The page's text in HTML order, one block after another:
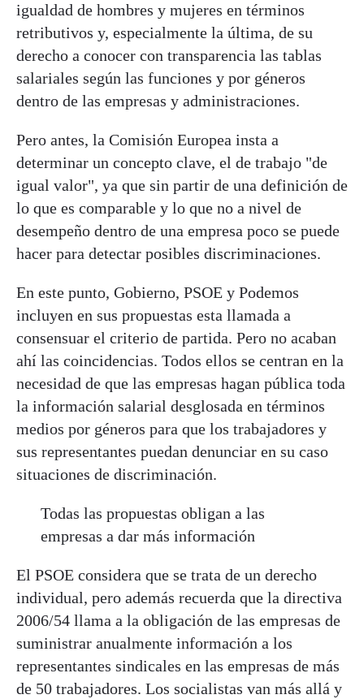
igualdad de hombres y mujeres en términos
retributivos y, especialmente la última, de su
derecho a conocer con transparencia las tablas
salariales según las funciones y por géneros
dentro de las empresas y administraciones.
Pero antes, la Comisión Europea insta a
determinar un concepto clave, el de trabajo "de
igual valor", ya que sin partir de una definición de
lo que es comparable y lo que no a nivel de
desempeño dentro de una empresa poco se puede
hacer para detectar posibles discriminaciones.
En este punto, Gobierno, PSOE y Podemos
incluyen en sus propuestas esta llamada a
consensuar el criterio de partida. Pero no acaban
ahí las coincidencias. Todos ellos se centran en la
necesidad de que las empresas hagan pública toda
la información salarial desglosada en términos
medios por géneros para que los trabajadores y
sus representantes puedan denunciar en su caso
situaciones de discriminación.
Todas las propuestas obligan a las
empresas a dar más información
El PSOE considera que se trata de un derecho
individual, pero además recuerda que la directiva
2006/54 llama a la obligación de las empresas de
suministrar anualmente información a los
representantes sindicales en las empresas de más
de 50 trabajadores. Los socialistas van más allá y